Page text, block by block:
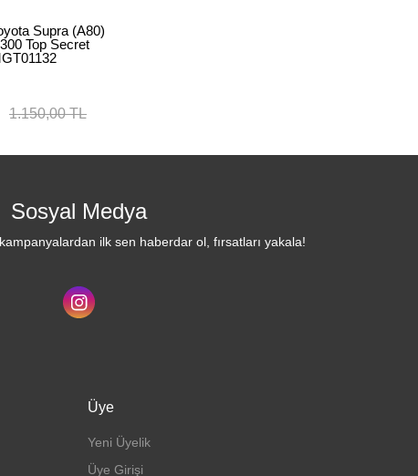
Supra (A80)
Top Secret
1.150,00 TL
Sosyal Medya
ilk sen haberdar ol, fırsatları yakala!
Üye
Yeni Üyelik
Üye Girişi